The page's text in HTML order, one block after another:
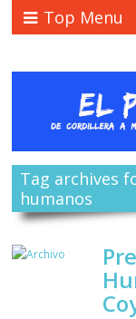
Top Menu
Tag archives
humanos